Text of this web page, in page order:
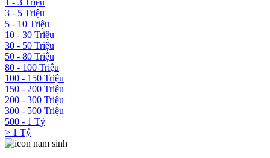
1 - 3 Triệu
3 - 5 Triệu
5 - 10 Triệu
10 - 30 Triệu
30 - 50 Triệu
50 - 80 Triệu
80 - 100 Triệu
100 - 150 Triệu
150 - 200 Triệu
200 - 300 Triệu
300 - 500 Triệu
500 - 1 Tỷ
> 1 Tỷ